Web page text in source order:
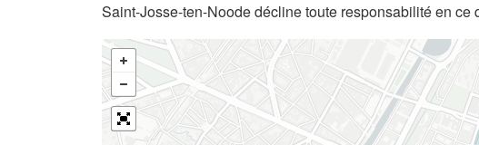
Saint-Josse-ten-Noode décline toute responsabilité en